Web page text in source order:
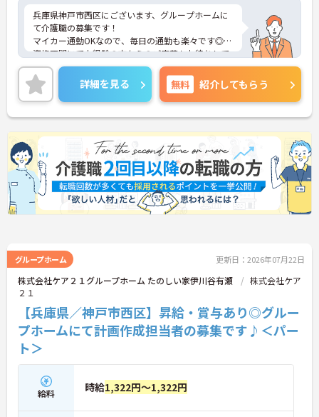
兵庫県神戸市西区にございます、グループホームに
て介護職の募集です！
マイカー通勤OKなので、毎日の通勤も楽々です◎
資格不問にて未経験の方からのご応募もお待ちして
おります。
ご興味のある方は、マイナビ介護職までお問い合わ
せください。
詳細を見る 無料 紹介してもらう
グループホーム 更新日：2026年07月22日
株式会社ケア２１グループホーム たのしい家伊川谷有瀬
株式会社ケア
２１
【兵庫県／神戸市西区】昇給・賞与あり◎グルー
プホームにて計画作成担当者の募集です♪＜パー
ト＞
給料 時給1,322円～1,322円